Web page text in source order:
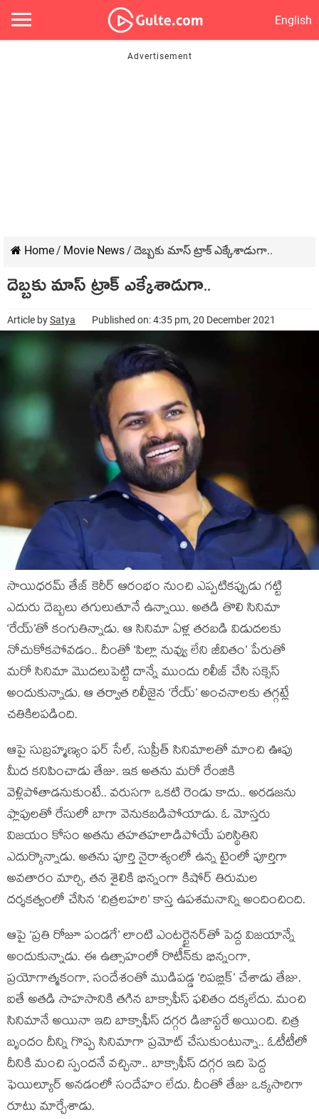
English
Home/ Movie News/ దెబ్బకు మాస్ ట్రాక్ ఎక్కేశాడుగా..
దెబ్బకు మాస్ ట్రాక్ ఎక్కేశాడుగా..
Article bySatya Published on: 4:35 pm, 20 December 2021
సాయిధరమ్ తేజ్ కెరీర్ ఆరంభం నుంచి ఎప్పటికప్పుడు గట్టి
ఎదురు దెబ్బలు తగులుతూనే ఉన్నాయి. అతడి తొలి సినిమా
‘రేయ్’తో కంగుతిన్నాడు. ఆ సినిమా ఏళ్ల తరబడి విడుదలకు
నోచుకోకపోవడం.. దీంతో ‘పిల్లా నువ్వు లేని జీవితం’ పేరుతో
మరో సినిమా మొదలుపెట్టి దాన్నే ముందు రిలీజ్ చేసి సక్సెస్
అందుకున్నాడు. ఆ తర్వాత రిలీజైన ‘రేయ్’ అంచనాలకు తగ్గట్లే
చతికిలపడింది.
ఆపై సుబ్రహ్మణ్యం ఫర్ సేల్, సుప్రీత్ సినిమాలతో మాంచి ఊపు
మీద కనిపించాడు తేజు. ఇక అతను మరో రేంజికి
వెళ్లిపోతాడనుకుంటే.. వరుసగా ఒకటి రెండు కాదు.. అరడజను
ఫ్లాపులతో రేసులో బాగా వెనుకబడిపోయాడు. ఓ మోస్తరు
విజయం కోసం అతను తహతహలాడిపోయే పరిస్థితిని
ఎదుర్కొన్నాడు. అతను పూర్తి నైరాశ్యంలో ఉన్న టైంలో పూర్తిగా
అవతారం మార్చి, తన శైలికి భిన్నంగా కిషోర్ తిరుమల
దర్శకత్వంలో చేసిన ‘చిత్రలహరి’ కాస్త ఉపశమనాన్ని అందించింది.
ఆపై ‘ప్రతి రోజూ పండగే’ లాంటి ఎంటర్టైనర్‌తో పెద్ద విజయాన్నే
అందుకున్నాడు. ఈ ఉత్సాహంలో రొటీన్‌కు భిన్నంగా,
ప్రయోగాత్మకంగా, సందేశంతో ముడిపడ్డ ‘రిపబ్లిక్’ చేశాడు తేజు.
ఐతే అతడి సాహసానికి తగిన బాక్సాఫీస్ ఫలితం దక్కలేదు. మంచి
సినిమానే అయినా ఇది బాక్సాఫీస్ దగ్గర డిజాస్టరే అయింది. చిత్ర
బృందం దీన్ని గొప్ప సినిమాగా ప్రమోట్ చేసుకుంటున్నా.. ఓటీటీలో
దీనికి మంచి స్పందనే వచ్చినా.. బాక్సాఫీస్ దగ్గర ఇది పెద్ద
ఫెయిల్యూర్ అనడంలో సందేహం లేదు. దీంతో తేజు ఒక్కసారిగా
రూటు మార్చేశాడు.